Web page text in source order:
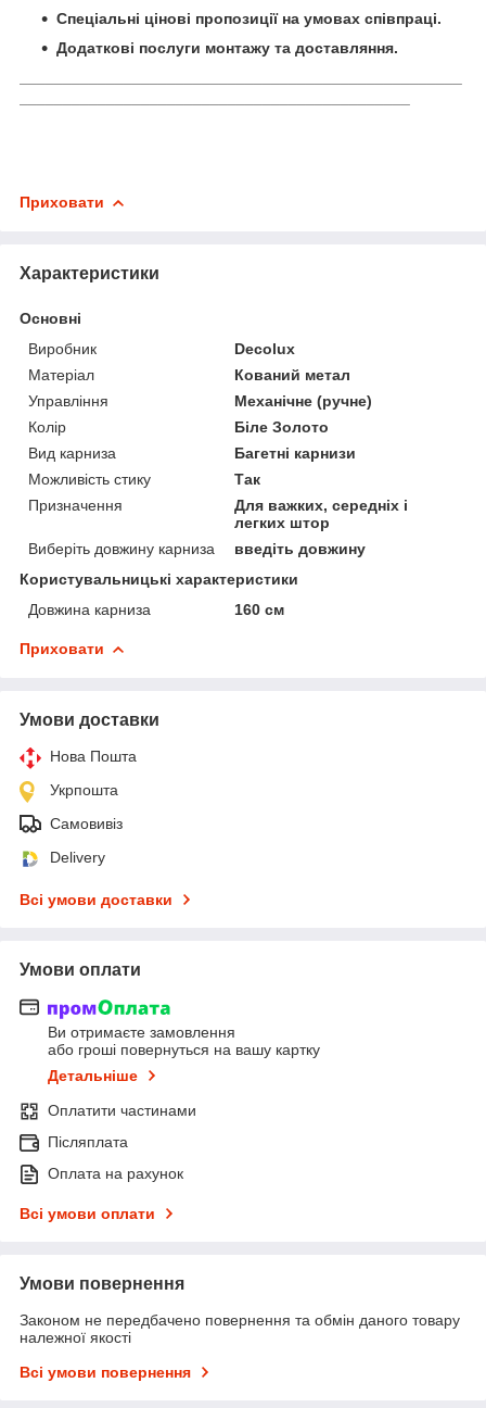
Спеціальні цінові пропозиції на умовах співпраці.
Додаткові послуги монтажу та доставляння.
Приховати
Характеристики
Основні
Виробник
Decolux
Матеріал
Кований метал
Управління
Механічне (ручне)
Колір
Біле Золото
Вид карниза
Багетні карнизи
Можливість стику
Так
Призначення
Для важких, середніх і
легких штор
Виберіть довжину карниза
введіть довжину
Користувальницькі характеристики
Довжина карниза
160 см
Приховати
Умови доставки
Нова Пошта
Укрпошта
Самовивіз
Delivery
Всі умови доставки
Умови оплати
Ви отримаєте замовлення
або гроші повернуться на вашу картку
Детальніше
Оплатити частинами
Післяплата
Оплата на рахунок
Всі умови оплати
Умови повернення
Законом не передбачено повернення та обмін даного товару
належної якості
Всі умови повернення